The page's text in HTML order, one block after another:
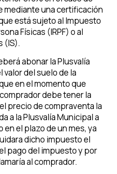
mediante una certificación
está sujeto al Impuesto
Físicas (IRPF) o al
(IS).
abonar la Plusvalía
del suelo de la
en el momento que
debe tener la
precio de compraventa la
a la Plusvalía Municipal a
el plazo de un mes, ya
dicho impuesto el
pago del impuesto y por
al comprador.